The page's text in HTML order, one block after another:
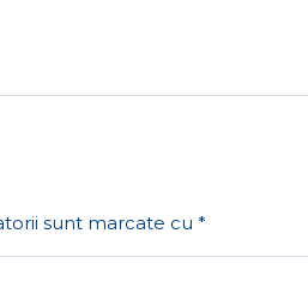
sunt marcate cu *